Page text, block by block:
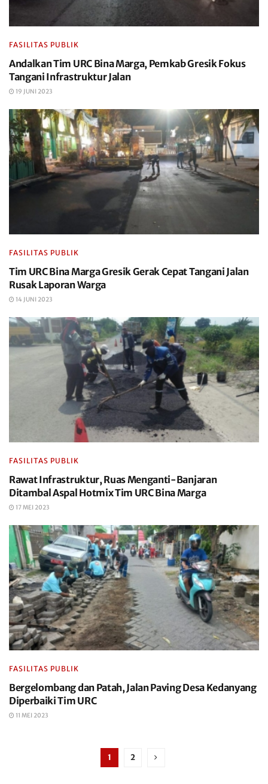
FASILITAS PUBLIK
Andalkan Tim URC Bina Marga, Pemkab Gresik Fokus
Tangani Infrastruktur Jalan
19 JUNI 2023
FASILITAS PUBLIK
Tim URC Bina Marga Gresik Gerak Cepat Tangani Jalan
Rusak Laporan Warga
14 JUNI 2023
FASILITAS PUBLIK
Rawat Infrastruktur, Ruas Menganti-Banjaran
Ditambal Aspal Hotmix Tim URC Bina Marga
17 MEI 2023
FASILITAS PUBLIK
Bergelombang dan Patah, Jalan Paving Desa Kedanyang
Diperbaiki Tim URC
11 MEI 2023
1 2